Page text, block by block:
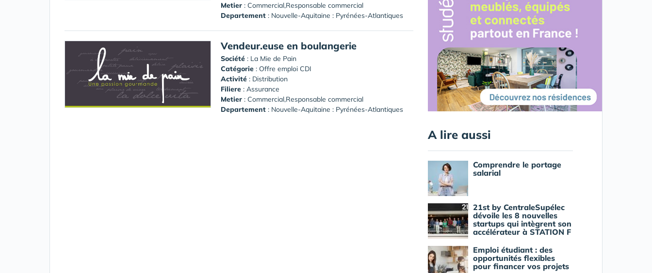
Metier : Commercial,Responsable commercial
Departement : Nouvelle-Aquitaine : Pyrénées-Atlantiques
Vendeur.euse en boulangerie
Société : La Mie de Pain
Catégorie : Offre emploi CDI
Activité : Distribution
Filiere : Assurance
Metier : Commercial,Responsable commercial
Departement : Nouvelle-Aquitaine : Pyrénées-Atlantiques
A lire aussi
Comprendre le portage
salarial
21st by CentraleSupélec
dévoile les 8 nouvelles
startups qui intègrent son
accélérateur à STATION F
Emploi étudiant : des
opportunités flexibles
pour financer vos projets